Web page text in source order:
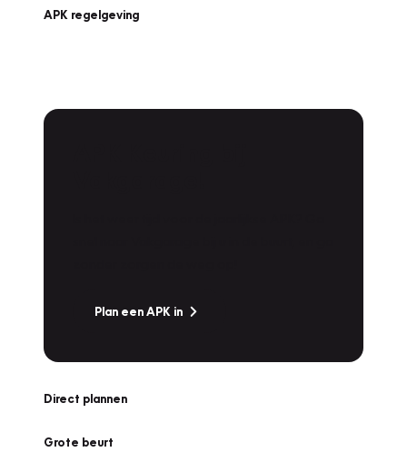
APK regelgeving
Plan een APK in
Direct plannen
Grote beurt